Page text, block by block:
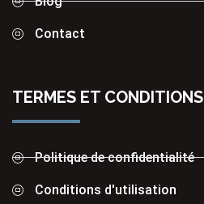
Contact
TERMES ET CONDITIONS
Politique de confidentialité
Conditions d'utilisation